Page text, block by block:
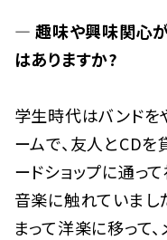
— 趣味や興味関心
はありますか?
学生時代はバンドを
ームで、友人とCDを
ードショップに通っ
音楽に触れていまし
まって洋楽に移って